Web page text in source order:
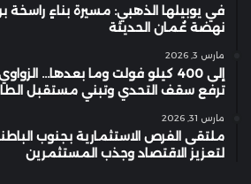
في يوبيلها الذهبي: مسيرة بناءٍ
نهضة عُمان الحديثة
مارس 3, 2026
إلى 400 كيلو فولت وما بعدها…
ترفع سقف التحدي وتبني مستقبل
مارس 31, 2026
لتعزيز الاقتصاد وجذب المستثمرين